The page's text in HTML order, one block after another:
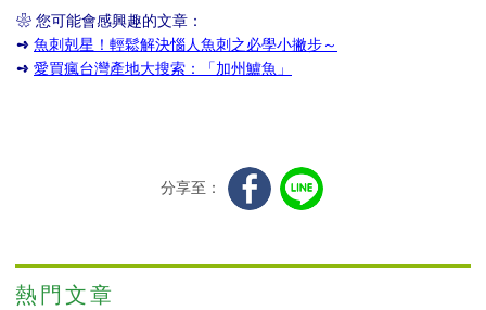
❀ 您可能會感興趣的文章：
➺ 魚刺剋星！輕鬆解決惱人魚刺之必學小撇步～
➺ 愛買瘋台灣產地大搜索：「加州鱸魚」
分享至：
熱門文章